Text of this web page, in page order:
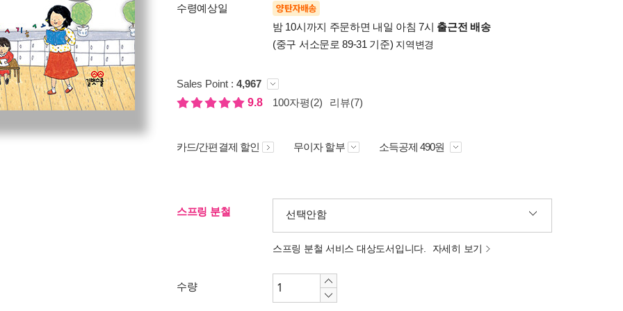
수령예상일 양탄자배송
밤 10시까지 주문하면 내일 아침 7시 출근전 배송
(중구 서소문로 89-31 기준) 지역변경
Sales Point : 4,967
9.8
100자평(2) 리뷰(7)
카드/간편결제 할인 무이자 할부 소득공제 490원
스프링 분철 선택안함
스프링 분철 서비스 대상도서입니다. 자세히 보기
수량